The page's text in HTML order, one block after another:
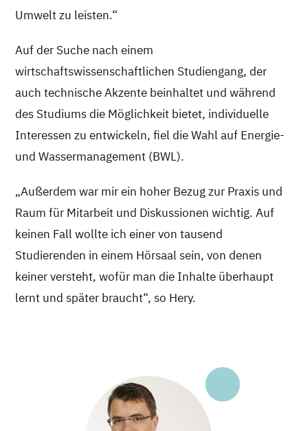
Umwelt zu leisten.“
Auf der Suche nach einem
wirtschaftswissenschaftlichen Studiengang, der
auch technische Akzente beinhaltet und während
des Studiums die Möglichkeit bietet, individuelle
Interessen zu entwickeln, fiel die Wahl auf Energie-
und Wassermanagement (BWL).
„Außerdem war mir ein hoher Bezug zur Praxis und
Raum für Mitarbeit und Diskussionen wichtig. Auf
keinen Fall wollte ich einer von tausend
Studierenden in einem Hörsaal sein, von denen
keiner versteht, wofür man die Inhalte überhaupt
lernt und später braucht“, so Hery.